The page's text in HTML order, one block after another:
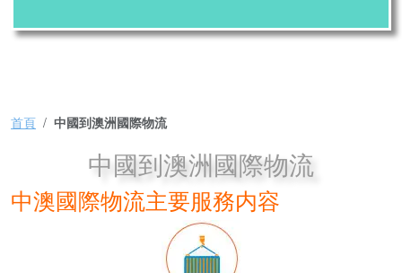
首頁 中國到澳洲國際物流
中國到澳洲國際物流
中澳國際物流主要服務内容